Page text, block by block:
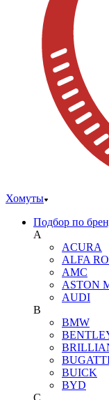
Хомуты
Подбор по
A
ACURA
ALFA
AMC
ASTON
AUDI
B
BMW
BUICK
BYD
C